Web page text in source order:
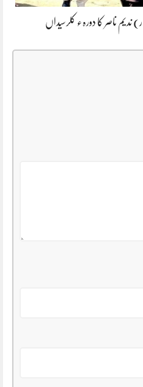
ندیم ناصر کا دورہء کلرسیداں